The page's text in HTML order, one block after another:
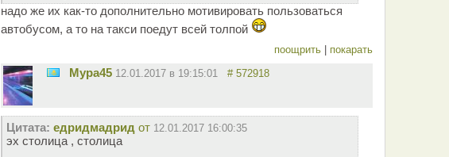
надо же их как-то дополнительно мотивировать пользоваться
автобусом, а то на такси поедут всей толпой
поощрить покарать
Мура45 12.01.2017 в 19:15:01 # 572918
Цитата: едридмадрид от 12.01.2017 16:00:35
эх столица , столица